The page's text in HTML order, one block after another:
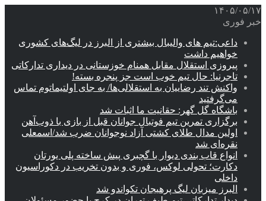
۱۴۰۵/۰۵/۱۷
خبر فوری
داعی:تیم های والیبال بیشتری از البرز در لیگ‌های کشوری
خواهیم داشت
پیروزی استقلال مقابل همنام خوزستانی در دیداری تدارکاتی
تاجرنیا: حال تیم خوب است جز پنجره بسته!
واکنش تند رضاییان به استقلالی‌ها/ به جای اولتیماتوم تماس
می‌گرفتید
باشگاه گل گهر: حقانیت ما اثبات شد
برگزاری تمرین تیم فوتبال جوانان قبل از بازی با ذوب‌آهن
اولین مدال طلای کشتی آزاد نوجوانان ضرب شد/اسمعلی
نقره‌ای شد
انواع قاب بندی دیوار با گچبری پیش ساخته پلی یورتان
دکارت؛ تحولی لوکس، فوری و بدون تخریب در دکوراسیون
داخلی
البرز میزبان لیگ پرهیجان تکواندو شد